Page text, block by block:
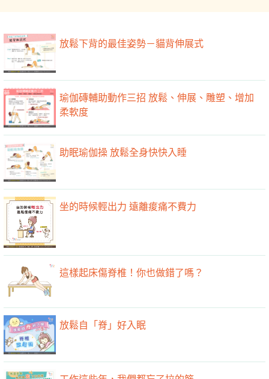
放鬆下背的最佳姿勢－貓背伸展式
瑜伽磚輔助動作三招 放鬆、伸展、雕塑、增加
柔軟度
助眠瑜伽操 放鬆全身快快入睡
坐的時候輕出力 遠離痠痛不費力
這樣起床傷脊椎！你也做錯了嗎？
放鬆自「脊」好入眠